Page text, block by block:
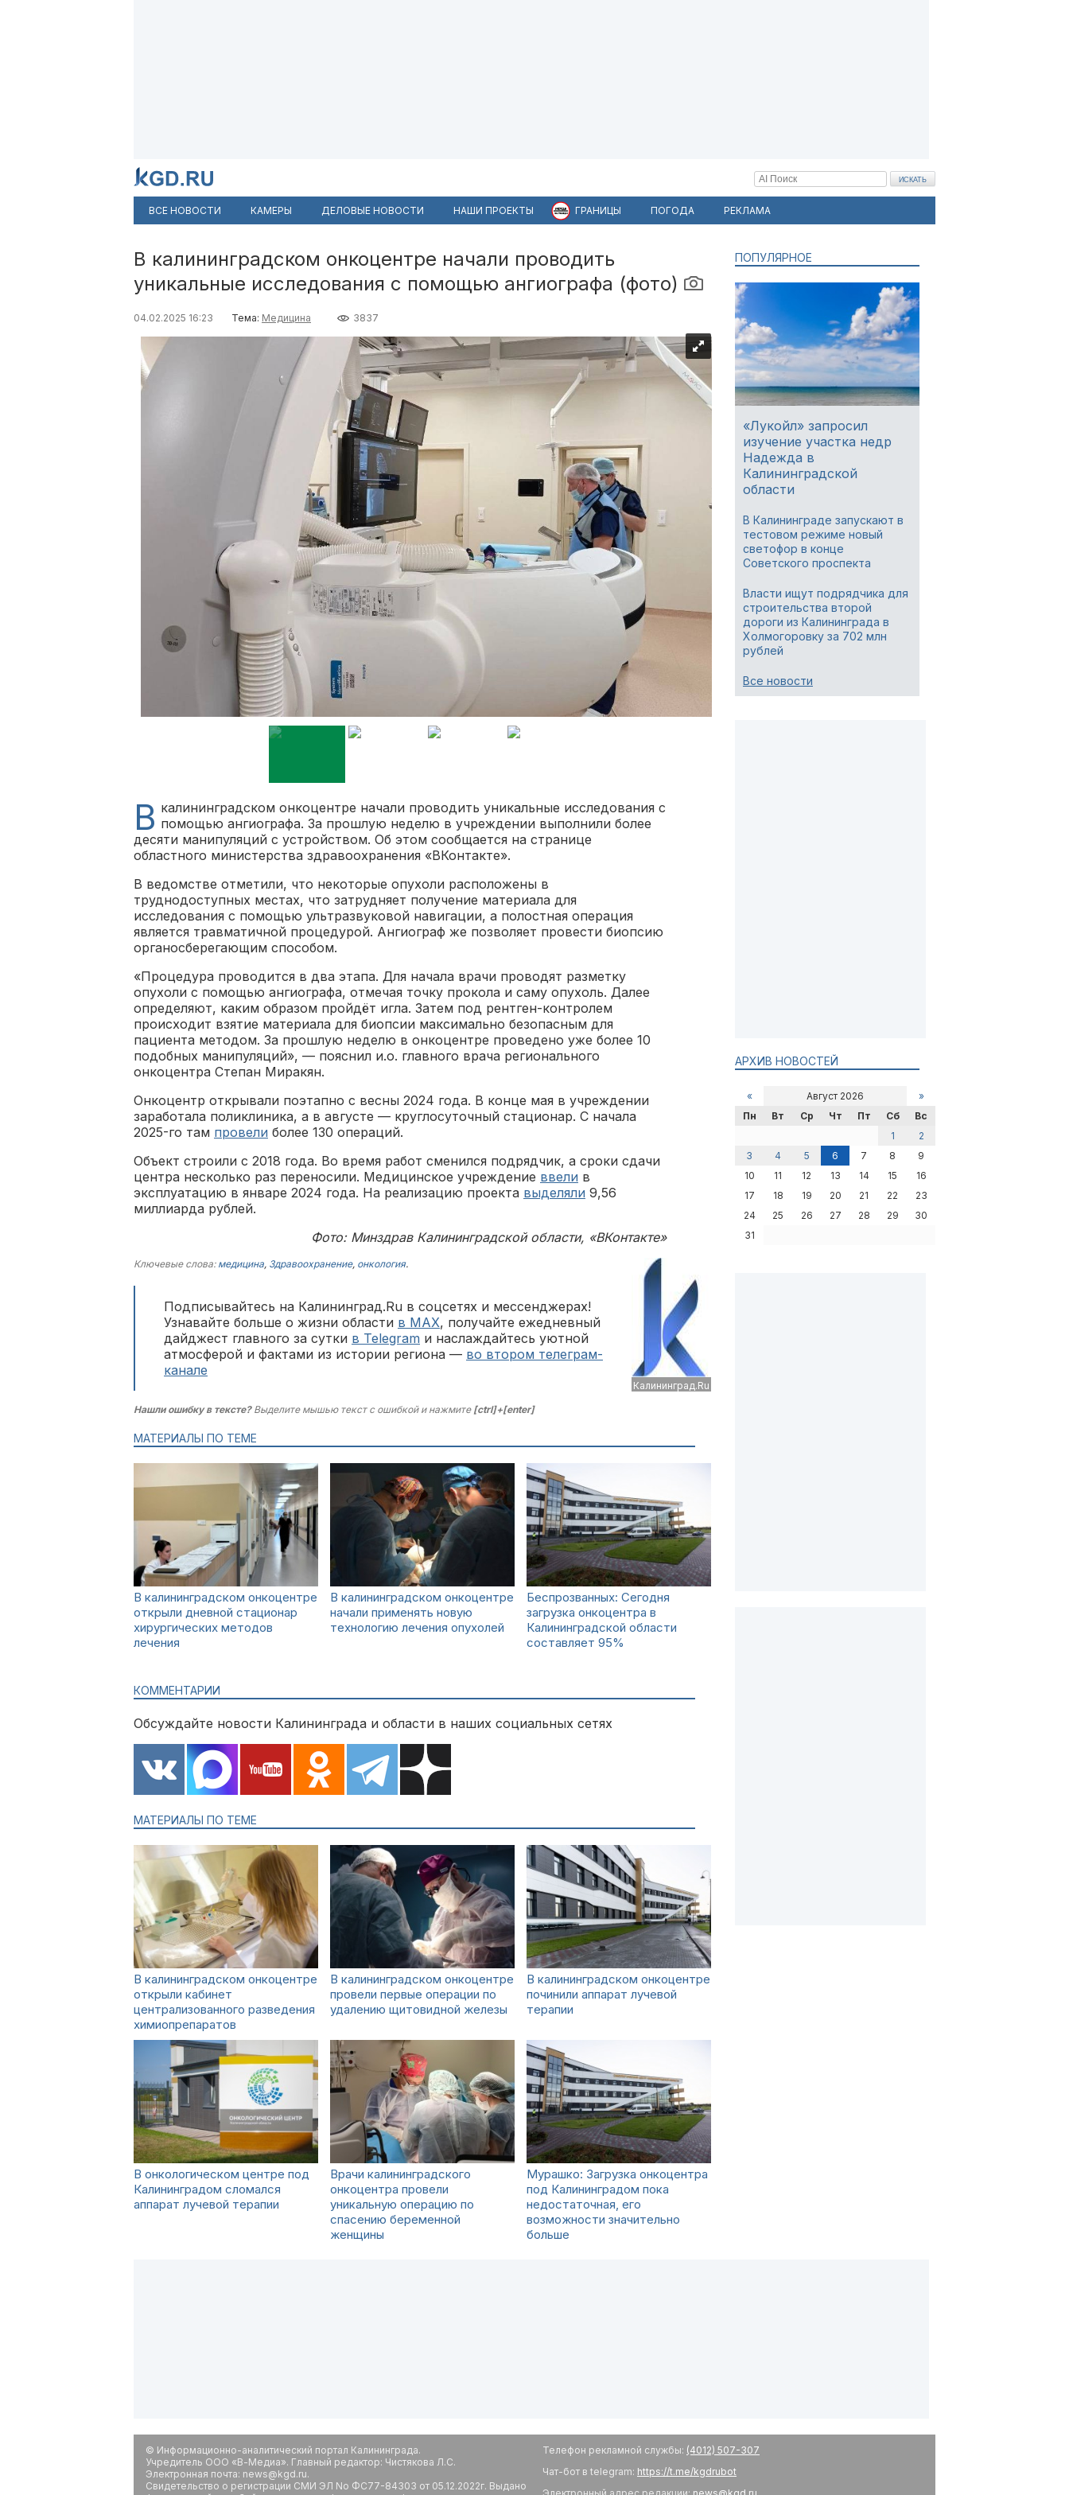
ВСЕ НОВОСТИ КАМЕРЫ ДЕЛОВЫЕ НОВОСТИ НАШИ ПРОЕКТЫ ГРАНИЦЫ ПОГОДА РЕКЛАМА
В калининградском онкоцентре начали проводить
уникальные исследования с помощью ангиографа (фото)
04.02.2025 16:23 Тема: Медицина 3837
В калининградском онкоцентре начали проводить уникальные исследования с
помощью ангиографа. За прошлую неделю в учреждении выполнили более
десяти манипуляций с устройством. Об этом сообщается на странице
областного министерства здравоохранения «ВКонтакте».
В ведомстве отметили, что некоторые опухоли расположены в
труднодоступных местах, что затрудняет получение материала для
исследования с помощью ультразвуковой навигации, а полостная операция
является травматичной процедурой. Ангиограф же позволяет провести биопсию
органосберегающим способом.
«Процедура проводится в два этапа. Для начала врачи проводят разметку
опухоли с помощью ангиографа, отмечая точку прокола и саму опухоль. Далее
определяют, каким образом пройдёт игла. Затем под рентген-контролем
происходит взятие материала для биопсии максимально безопасным для
пациента методом. За прошлую неделю в онкоцентре проведено уже более 10
подобных манипуляций», — пояснил и.о. главного врача регионального
онкоцентра Степан Миракян.
Онкоцентр открывали поэтапно с весны 2024 года. В конце мая в учреждении
заработала поликлиника, а в августе — круглосуточный стационар. С начала
2025-го там провели более 130 операций.
Объект строили с 2018 года. Во время работ сменился подрядчик, а сроки сдачи
центра несколько раз переносили. Медицинское учреждение ввели в
эксплуатацию в январе 2024 года. На реализацию проекта выделяли 9,56
миллиарда рублей.
Фото: Минздрав Калининградской области, «ВКонтакте»
Калининград.Ru
Ключевые слова: медицина, Здравоохранение, онкология.
Подписывайтесь на Калининград.Ru в соцсетях и мессенджерах!
Узнавайте больше о жизни области в MAX, получайте ежедневный
дайджест главного за сутки в Telegram и наслаждайтесь уютной
атмосферой и фактами из истории региона — во втором телеграм-
канале
Нашли ошибку в тексте?Выделите мышью текст с ошибкой и нажмите [ctrl]+[enter]
МАТЕРИАЛЫ ПО ТЕМЕ
В калининградском онкоцентре
открыли дневной стационар
хирургических методов
лечения
В калининградском онкоцентре
начали применять новую
технологию лечения опухолей
Беспрозванных: Сегодня
загрузка онкоцентра в
Калининградской области
составляет 95%
КОММЕНТАРИИ
Обсуждайте новости Калининграда и области в наших социальных сетях
МАТЕРИАЛЫ ПО ТЕМЕ
В калининградском онкоцентре
открыли кабинет
централизованного разведения
химиопрепаратов
В калининградском онкоцентре
провели первые операции по
удалению щитовидной железы
В калининградском онкоцентре
починили аппарат лучевой
терапии
В онкологическом центре под
Калининградом сломался
аппарат лучевой терапии
Врачи калининградского
онкоцентра провели
уникальную операцию по
спасению беременной
женщины
Мурашко: Загрузка онкоцентра
под Калининградом пока
недостаточная, его
возможности значительно
больше
ПОПУЛЯРНОЕ
«Лукойл» запросил
изучение участка недр
Надежда в
Калининградской
области
В Калининграде запускают в
тестовом режиме новый
светофор в конце
Советского проспекта
Власти ищут подрядчика для
строительства второй
дороги из Калининграда в
Холмогоровку за 702 млн
рублей
Все новости
АРХИВ НОВОСТЕЙ
« Август 2026
»
Пн
Вт Ср Чт Пт Сб
Вс
1
2
3
4 5 6 7 8
9
10
11 12 13 14 15
16
17
18 19 20 21 22
23
24
25 26 27 28 29
30
31
© Информационно-аналитический портал Калининграда.
Учредитель ООО «В-Медиа». Главный редактор: Чистякова Л.С.
Электронная почта: news@kgd.ru.
Свидетельство о регистрации СМИ ЭЛ No ФС77-84303 от 05.12.2022г. Выдано
Телефон рекламной службы: (4012) 507-307
Чат-бот в telegram: https://t.me/kgdrubot